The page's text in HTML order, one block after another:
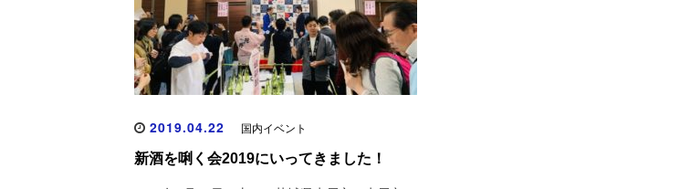
2019.04.22 国内イベント
新酒を唎く会2019にいってきました！